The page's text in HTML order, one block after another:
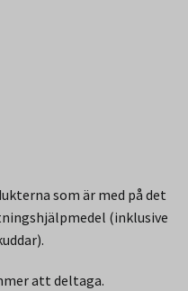
som är med på det
(inklusive
att deltaga.